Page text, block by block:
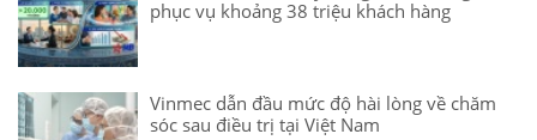
phục vụ khoảng 38 triệu khách hàng
Vinmec dẫn đầu mức độ hài lòng về chăm
sóc sau điều trị tại Việt Nam